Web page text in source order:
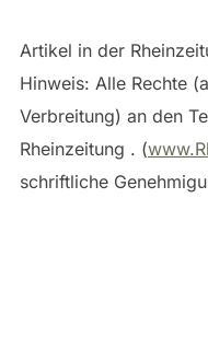
Artikel in der
Hinweis: Alle Rechte
Verbreitung) an den
Rheinzeitung . (
schriftliche